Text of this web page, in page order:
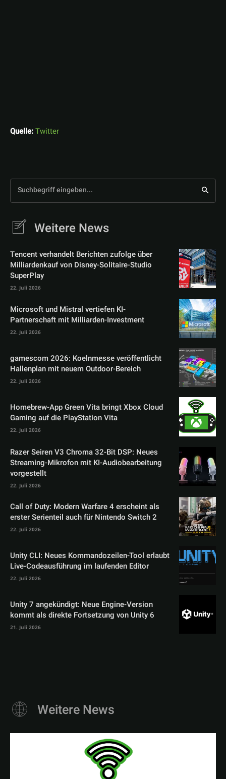
Quelle:Twitter
Suchbegriff eingeben...
Weitere News
Tencent verhandelt Berichten zufolge über
Milliardenkauf von Disney-Solitaire-Studio
SuperPlay
22. Juli 2026
Microsoft und Mistral vertiefen KI-
Partnerschaft mit Milliarden-Investment
22. Juli 2026
gamescom 2026: Koelnmesse veröffentlicht
Hallenplan mit neuem Outdoor-Bereich
22. Juli 2026
Homebrew-App Green Vita bringt Xbox Cloud
Gaming auf die PlayStation Vita
22. Juli 2026
Razer Seiren V3 Chroma 32-Bit DSP: Neues
Streaming-Mikrofon mit KI-Audiobearbeitung
vorgestellt
22. Juli 2026
Call of Duty: Modern Warfare 4 erscheint als
erster Serienteil auch für Nintendo Switch 2
22. Juli 2026
Unity CLI: Neues Kommandozeilen-Tool erlaubt
Live-Codeausführung im laufenden Editor
22. Juli 2026
Unity 7 angekündigt: Neue Engine-Version
kommt als direkte Fortsetzung von Unity 6
21. Juli 2026
Weitere News